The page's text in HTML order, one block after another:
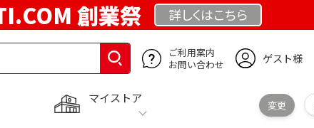
創業祭 詳しくはこちら
ご利用案内
お問い合わせ
ゲスト様
マイストア
変更